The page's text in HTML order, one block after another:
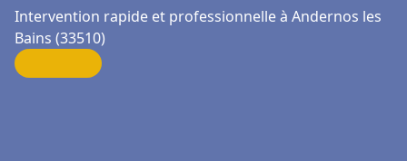
Intervention rapide et professionnelle à Andernos les
Bains (33510)